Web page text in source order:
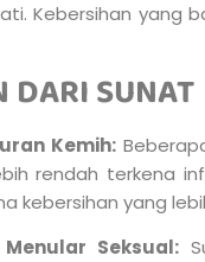
Kebersihan yang
DARI SUNAT
Kemih:
rendah terkena
kebersihan yang
Seksual: